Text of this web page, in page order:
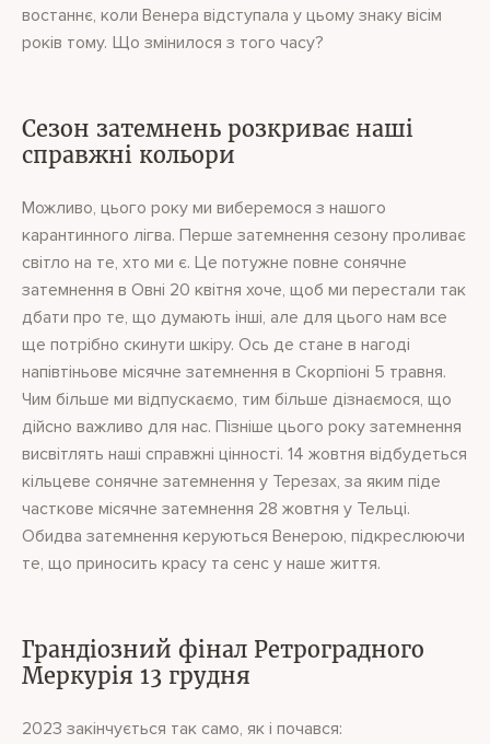
востаннє, коли Венера відступала у цьому знаку вісім
років тому. Що змінилося з того часу?
Сезон затемнень розкриває наші
справжні кольори
Можливо, цього року ми виберемося з нашого
карантинного лігва. Перше затемнення сезону проливає
світло на те, хто ми є. Це потужне повне сонячне
затемнення в Овні 20 квітня хоче, щоб ми перестали так
дбати про те, що думають інші, але для цього нам все
ще потрібно скинути шкіру. Ось де стане в нагоді
напівтіньове місячне затемнення в Скорпіоні 5 травня.
Чим більше ми відпускаємо, тим більше дізнаємося, що
дійсно важливо для нас. Пізніше цього року затемнення
висвітлять наші справжні цінності. 14 жовтня відбудеться
кільцеве сонячне затемнення у Терезах, за яким піде
часткове місячне затемнення 28 жовтня у Тельці.
Обидва затемнення керуються Венерою, підкреслюючи
те, що приносить красу та сенс у наше життя.
Грандіозний фінал Ретроградного
Меркурія 13 грудня
2023 закінчується так само, як і почався: